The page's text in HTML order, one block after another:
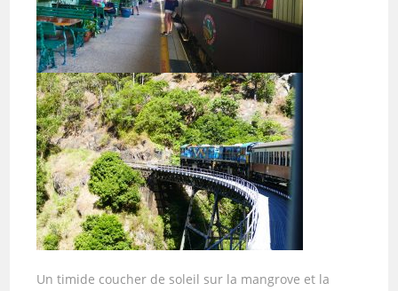
Un timide coucher de soleil sur la mangrove et la